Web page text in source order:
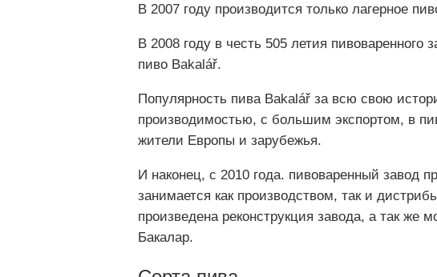
В 2007 году производится только лагерное
В 2008 году в честь 505 летия пивоваренного
пиво Bakalář.
Популярность пива Bakalář за всю свою
производимостью, с большим экспортом, в
жители Европы и зарубежья.
И наконец, с 2010 года. пивоваренный завод
занимается как производством, так и
произведена реконструкция завода, а так же
Бакалар.